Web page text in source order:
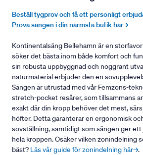
Beställ tygprov och få ett personligt
Prova sängen i din närmsta butik här→
Kontinentalsäng Bellehamn är en
söker det bästa inom både komfort och
sin robusta uppbyggnad och noggrant
naturmaterial erbjuder den en
Sängen är utrustad med vår Femzons-
stretch-pocket resårer, som tillsammans
exakt där din kropp behöver det mest,
höfter. Detta garanterar en ergonomisk
sovställning, samtidigt som sängen ger
hela kroppen. Osäker vilken zonindelning
bäst? Läs vår guide för zonindelning här→.